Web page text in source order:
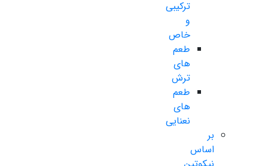
ترکیبی
و
خاص
طعم
های
ترش
طعم
های
نعنایی
بر
اساس